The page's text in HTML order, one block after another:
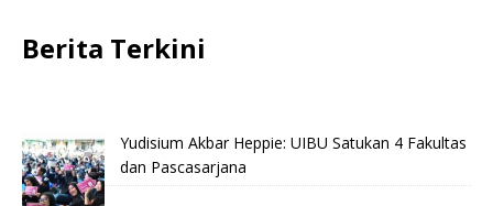
Berita Terkini
Yudisium Akbar Heppie: UIBU Satukan 4 Fakultas
dan Pascasarjana